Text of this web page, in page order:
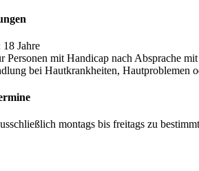
Jahre
Personen mit Handicap nach Absprache
bei Hautkrankheiten, Hautproblemen
montags bis freitags zu